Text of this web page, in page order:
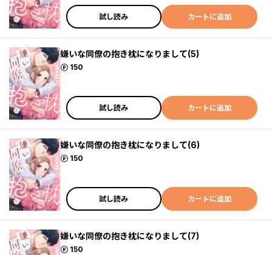
試し読み カートに追加
嫌いな同僚の抱き枕になりまして(5)
150
ポイント
試し読み カートに追加
嫌いな同僚の抱き枕になりまして(6)
150
ポイント
試し読み カートに追加
嫌いな同僚の抱き枕になりまして(7)
150
ポイント